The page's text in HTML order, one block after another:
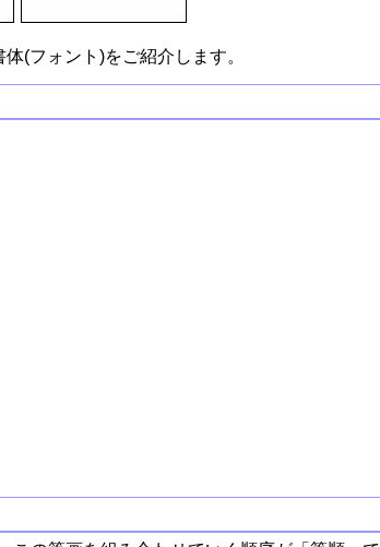
(フォント)をご紹介します。